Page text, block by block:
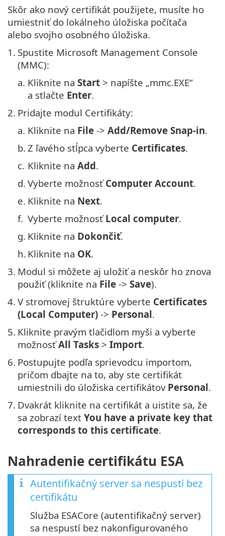
Skôr ako nový certifikát použijete, musíte ho
umiestniť do lokálneho úložiska počítača
alebo svojho osobného úložiska.
1. Spustite Microsoft Management Console
(MMC):
a. Kliknite na Start > napíšte „mmc.EXE“
a stlačte Enter.
2. Pridajte modul Certifikáty:
a. Kliknite na File -> Add/Remove Snap-in.
b. Z ľavého stĺpca vyberte Certificates.
c. Kliknite na Add.
d. Vyberte možnosťComputer Account.
e. Kliknite na Next.
f. Vyberte možnosťLocal computer.
g. Kliknite na Dokončiť.
h. Kliknite na OK.
3. Modul si môžete aj uložiť a neskôr ho znova
použiť (kliknite na File -> Save).
4. V stromovej štruktúre vyberte Certificates
(Local Computer) -> Personal.
5. Kliknite pravým tlačidlom myši a vyberte
možnosťAll Tasks > Import.
6. Postupujte podľa sprievodcu importom,
pričom dbajte na to, aby ste certifikát
umiestnili do úložiska certifikátov Personal.
7. Dvakrát kliknite na certifikát a uistite sa, že
sa zobrazí text You have a private key that
corresponds to this certificate.
Nahradenie certifikátu ESA
Autentifikačný server sa nespustí bez
certifikátu
Služba ESACore (autentifikačný server)
sa nespustí bez nakonfigurovaného